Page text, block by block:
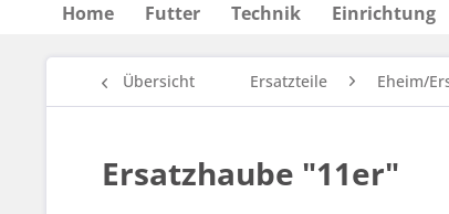
Home Futter Technik Einrichtung
Übersicht Ersatzteile Eheim/
Ersatzhaube "11er"